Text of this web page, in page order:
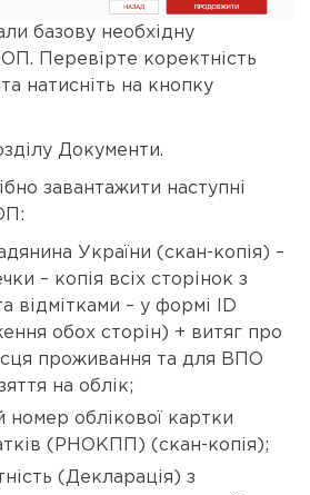
базову необхідну
Перевірте коректність
натисніть на кнопку
Документи.
завантажити наступні
України (скан-копія) –
– копія всіх сторінок з
відмітками – у формі ID
обох сторін) + витяг про
проживання та для ВПО
на облік;
номер облікової картки
(РНОКПП) (скан-копія);
(Декларація) з